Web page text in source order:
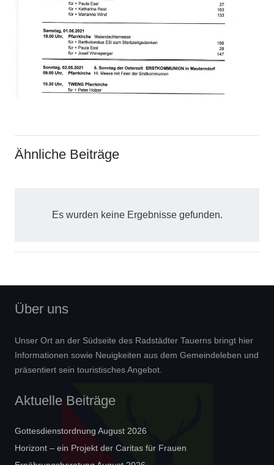
Ähnliche Beiträge
Es wurden keine Ergebnisse gefunden.
Über uns
Unser Ort an der Südseite des Radstädter Tauerns bringt hier
Informationen sowie Neuigkeiten aus dem Gemeindeleben und
präsentiert sein touristisches Angebot.
Aktuelle Beiträge
Gottesdienstordnung August 2026
Horizont – ein Projekt der Caritas für Frauen